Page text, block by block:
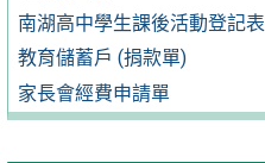
南湖高中學生課後活動登記表
教育儲蓄戶 (捐款單)
家長會經費申請單